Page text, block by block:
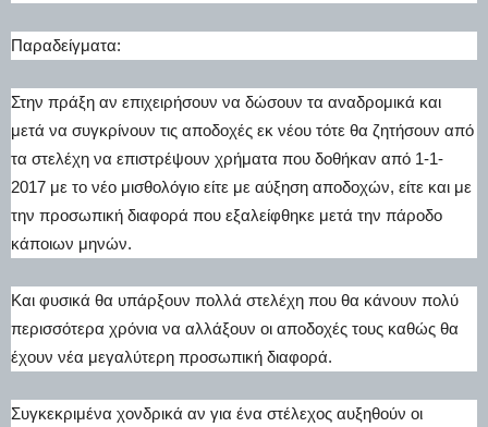
Παραδείγματα:
Στην πράξη αν επιχειρήσουν να δώσουν τα αναδρομικά και
μετά να συγκρίνουν τις αποδοχές εκ νέου τότε θα ζητήσουν από
τα στελέχη να επιστρέψουν χρήματα που δοθήκαν από 1-1-
2017 με το νέο μισθολόγιο είτε με αύξηση αποδοχών, είτε και με
την προσωπική διαφορά που εξαλείφθηκε μετά την πάροδο
κάποιων μηνών.
Και φυσικά θα υπάρξουν πολλά στελέχη που θα κάνουν πολύ
περισσότερα χρόνια να αλλάξουν οι αποδοχές τους καθώς θα
έχουν νέα μεγαλύτερη προσωπική διαφορά.
Συγκεκριμένα χονδρικά αν για ένα στέλεχος αυξηθούν οι